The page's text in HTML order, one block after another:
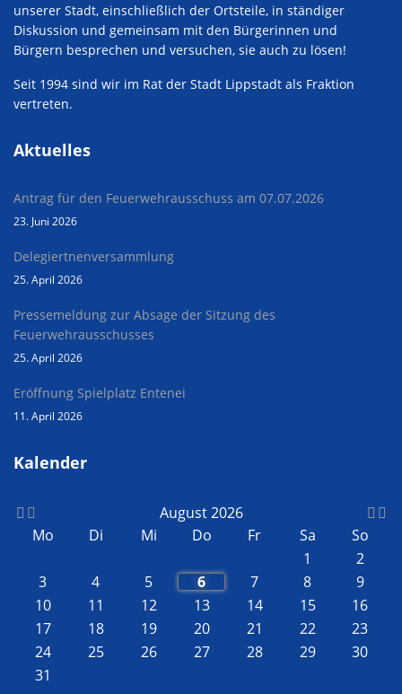
unserer Stadt, einschließlich der Ortsteile, in ständiger
Diskussion und gemeinsam mit den Bürgerinnen und
Bürgern besprechen und versuchen, sie auch zu lösen!
Seit 1994 sind wir im Rat der Stadt Lippstadt als Fraktion
vertreten.
Aktuelles
Antrag für den Feuerwehrausschuss am 07.07.2026
23. Juni 2026
Delegiertnenversammlung
25. April 2026
Pressemeldung zur Absage der Sitzung des
Feuerwehrausschusses
25. April 2026
Eröffnung Spielplatz Entenei
11. April 2026
Kalender
August 2026
Mo
Di Mi Do Fr Sa
So
1
2
3
4 5 6 7 8
9
10
11 12 13 14 15
16
17
18 19 20 21 22
23
24
25 26 27 28 29
30
31